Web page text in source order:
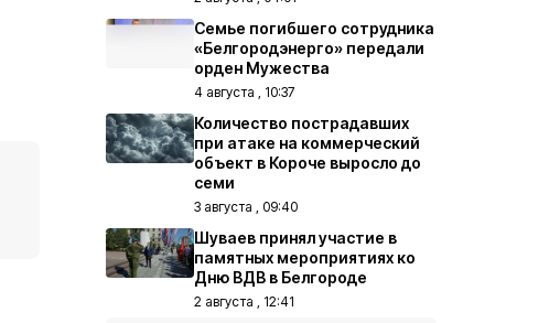
Семье погибшего сотрудника
«Белгородэнерго» передали
орден Мужества
4 августа , 10:37
Количество пострадавших
при атаке на коммерческий
объект в Короче выросло до
семи
3 августа , 09:40
Шуваев принял участие в
памятных мероприятиях ко
Дню ВДВ в Белгороде
2 августа , 12:41